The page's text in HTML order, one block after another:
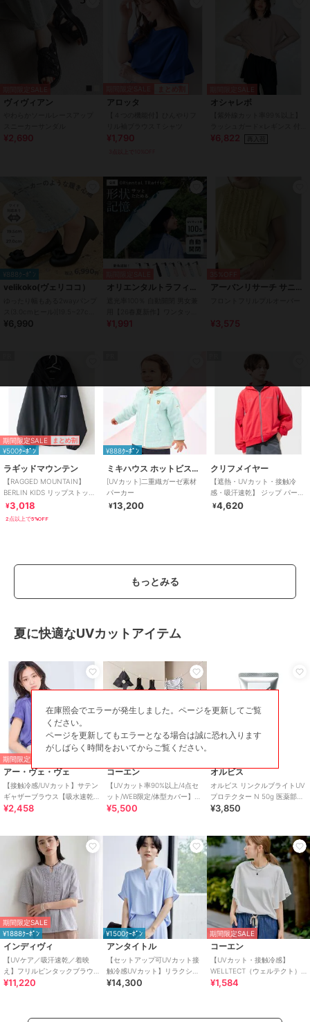
ヴィヴィアン
¥2,690
アロッタ
¥1,790
オシャレボ
き タンキニ
¥6,822
¥888ｸｰﾎﾟﾝ
velikoko(ヴェリココ）
ラクチンきれいシューズ
¥6,990
オリエンタルトラフィック
晴雨兼用 折りたたみ傘 /G-
¥1,991
アーバンリサーチ サニーレーベル
¥3,575
期間限定SALE まとめ割
¥500ｸｰﾎﾟﾝ
ラギッドマウンテン
【RAGGED MOUNTAIN】
BERLIN KIDS リップストップ
ポケッタブルパーカー 撥水
¥3,018
2点以上で5%OFF
¥888ｸｰﾎﾟﾝ
ミキハウス ホットビスケッツ
[UVカット]二重織ガーゼ素材
パーカー
¥13,200
クリフメイヤー
【遮熱・UVカット・接触冷
感・吸汗速乾】 ジップ パーカ
ー 120cm～170cm
¥4,620
もっとみる
夏に快適なUVカットアイテム
期間限定SALE
アー・ヴェ・ヴェ
【接触冷感/UVカット】サテン
ギャザーブラウス【吸水速乾/
イージーケア】
¥2,458
コーエン
【UVカット率90%以上/4点セ
ット/WEB限定/体型カバー】シ
ュシュ付きアソートスイムウ
¥5,500
オルビス
オルビス リンクルブライトUV
プロテクター N 50g 医薬部外
品（顔用日焼け止め）
¥3,850
期間限定SALE
¥1888ｸｰﾎﾟﾝ
インディヴィ
【UVケア／吸汗速乾／着映
え】フリルピンタックブラウ
ス
¥11,220
¥1500ｸｰﾎﾟﾝ
アンタイトル
【セットアップ可UVカット接
触冷感UVカット】リラクシー
キーVネックブラウス
¥14,300
期間限定SALE
コーエン
【UVカット・接触冷感】
WELLTECT（ウェルテクト）
USAコットン フレアスリーブ
¥1,584
在庫照会でエラーが発生しました。ページを更新してご覧
ください。
ページを更新してもエラーとなる場合は誠に恐れ入ります
がしばらく時間をおいてからご覧ください。